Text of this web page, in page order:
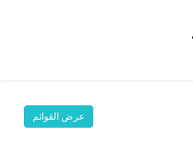
عرض القوائم